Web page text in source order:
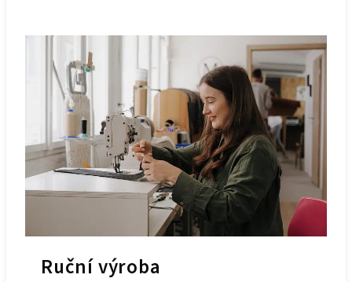
Ruční výroba